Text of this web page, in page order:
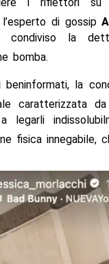
l’esperto di gossip
la
bomba.
beninformati, la
caratterizzata
legarli
fisica